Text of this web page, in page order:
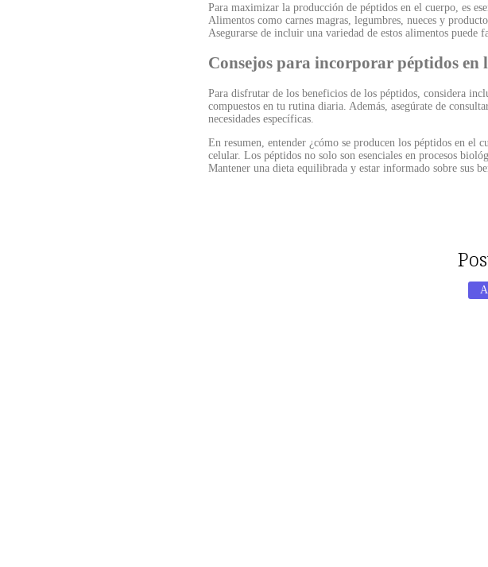
Para maximizar la producción de péptidos en el cuerpo, es
Alimentos como carnes magras, legumbres, nueces y
Asegurarse de incluir una variedad de estos alimentos puede
Consejos para incorporar péptidos
Para disfrutar de los beneficios de los péptidos, considera
compuestos en tu rutina diaria. Además, asegúrate de
necesidades específicas.
En resumen, entender ¿cómo se producen los péptidos en el
celular. Los péptidos no solo son esenciales en procesos
Mantener una dieta equilibrada y estar informado sobre sus